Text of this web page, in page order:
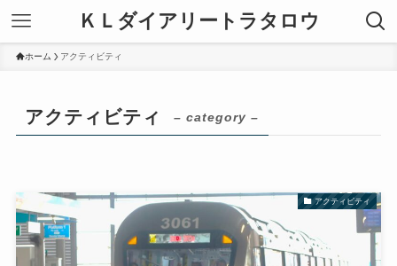
ＫＬダイアリートラタロウ
ホーム アクティビティ
アクティビティ – category –
アクティビティ